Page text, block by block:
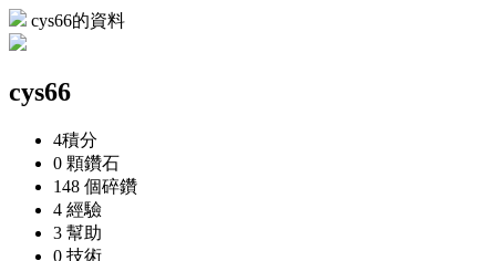
cys66的資料
cys66
4積分
0 顆鑽石
148 個碎鑽
4 經驗
3 幫助
0 技術